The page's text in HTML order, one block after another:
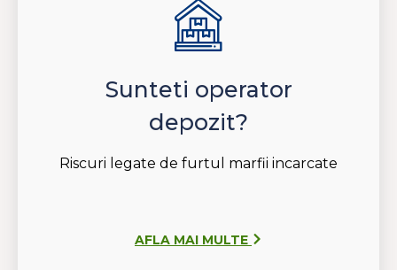
Sunteti operator
depozit?
Riscuri legate de furtul marfii incarcate
AFLA MAI MULTE